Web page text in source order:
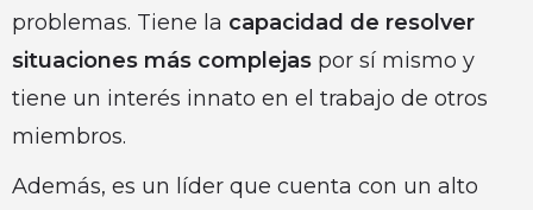
problemas. Tiene la capacidad de resolver
situaciones más complejas por sí mismo y
tiene un interés innato en el trabajo de otros
miembros.
Además, es un líder que cuenta con un alto